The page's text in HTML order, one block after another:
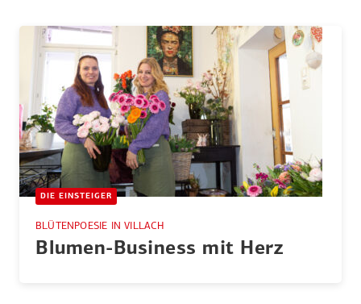
DIE EINSTEIGER
BLÜTENPOESIE IN VILLACH
Blumen-Business mit Herz